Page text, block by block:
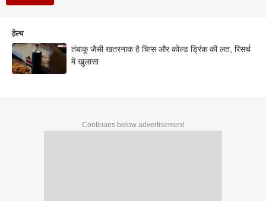
हेल्थ
तंबाकू जैसी खतरनाक है चिप्स और कोल्ड ड्रिंक की लत, रिसर्च
में खुलासा
Continues below advertisement